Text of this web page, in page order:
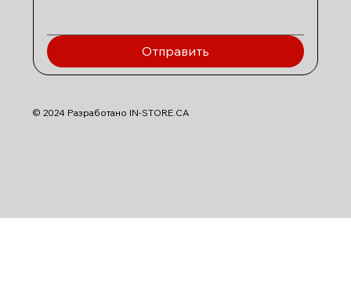
Отправить
© 2024 Разработано IN-STORE.CA